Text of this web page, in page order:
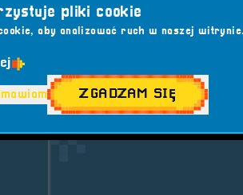
pliki cookie
aby analizować ruch w naszej
ZGADZAM SIĘ